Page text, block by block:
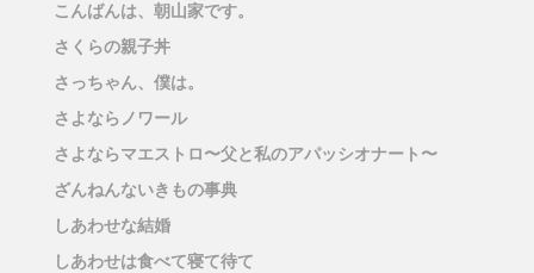
こんばんは、朝山家です。
さくらの親子丼
さっちゃん、僕は。
さよならノワール
さよならマエストロ〜父と私のアパッシオナート〜
ざんねんないきもの事典
しあわせな結婚
しあわせは食べて寝て待て